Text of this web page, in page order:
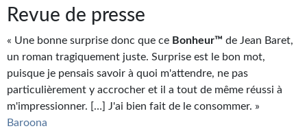
Nous contacter
F.A.Q.
Soumettre un manuscrit
Support technique
Revue de presse
« Une bonne surprise donc que ce Bonheur™ de Jean Baret,
un roman tragiquement juste. Surprise est le bon mot,
puisque je pensais savoir à quoi m'attendre, ne pas
particulièrement y accrocher et il a tout de même réussi à
m'impressionner. […] J'ai bien fait de le consommer. »
Baroona